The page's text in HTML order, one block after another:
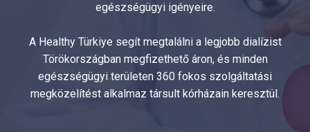
egészségügyi igényeire.
A Healthy Türkiye segít megtalálni a legjobb dialízist
Törökországban megfizethető áron, és minden
egészségügyi területen 360 fokos szolgáltatási
megközelítést alkalmaz társult kórházain keresztül.